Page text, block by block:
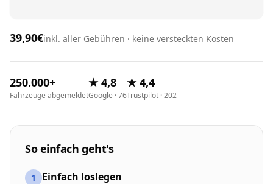
39,90€inkl. aller Gebühren · keine versteckten Kosten
250.000+
Fahrzeuge abgemeldet
★ 4,8
Google · 76
★ 4,4
Trustpilot · 202
So einfach geht's
1 Einfach loslegen